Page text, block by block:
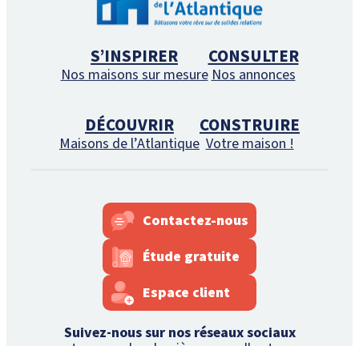
S’INSPIRER
Nos maisons sur mesure
CONSULTER
Nos annonces
DÉCOUVRIR
Maisons de l’Atlantique
CONSTRUIRE
Votre maison !
Suivez-nous sur nos réseaux sociaux
Contactez-nous
Étude gratuite
Espace client